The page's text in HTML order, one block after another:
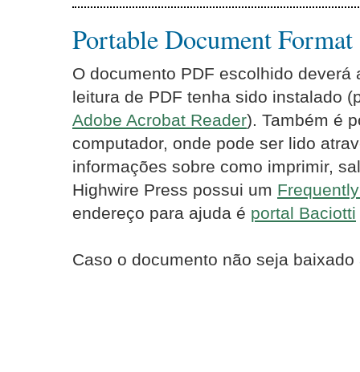
Portable Document
O documento PDF escolhido
leitura de PDF tenha sido instalado
Adobe Acrobat Reader). Também é
computador, onde pode ser lido
informações sobre como imprimir,
Highwire Press possui um
endereço para ajuda é portal Baciotti
Caso o documento não seja